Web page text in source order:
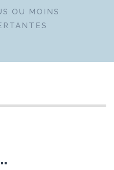
OU MOINS